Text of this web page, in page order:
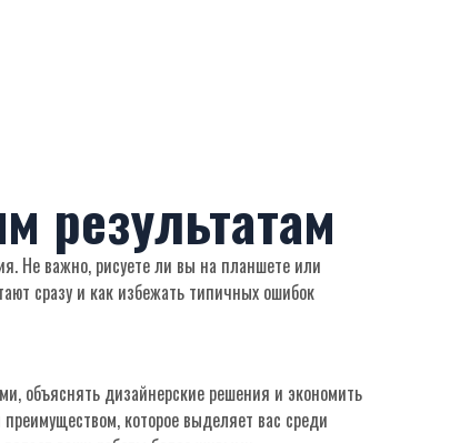
результатам
Не важно, рисуете ли вы на планшете или
сразу и как избежать типичных ошибок
объяснять дизайнерские решения и экономить
которое выделяет вас среди